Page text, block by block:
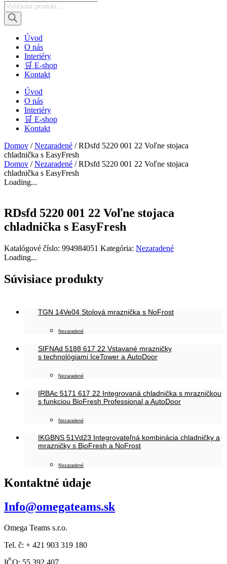
Products
search
Úvod
O nás
Interiéry
🛒 E-shop
Kontakt
Úvod
O nás
Interiéry
🛒 E-shop
Kontakt
Domov /Nezaradené / RDsfd 5220 001 22 Voľne stojaca
chladnička s EasyFresh
Domov /Nezaradené / RDsfd 5220 001 22 Voľne stojaca
chladnička s EasyFresh
Loading...
RDsfd 5220 001 22 Voľne stojaca
chladnička s EasyFresh
Katalógové číslo: 994984051 Kategória: Nezaradené
Loading...
Súvisiace produkty
TGN 14Ve04 Stolová mraznička s NoFrost
Nezaradené
SIFNAd 5188 617 22 Vstavané mrazničky
s technológiami IceTower a AutoDoor
Nezaradené
IRBAc 5171 617 22 Integrovaná chladnička s mrazničkou
s funkciou BioFresh Professional a AutoDoor
Nezaradené
IKGBNS 51Vd23 Integrovateľná kombinácia chladničky a
mrazničky s BioFresh a NoFrost
Nezaradené
Kontaktné údaje
Info@omegateams.sk
Omega Teams s.r.o.
Tel. č: + 421 903 319 180